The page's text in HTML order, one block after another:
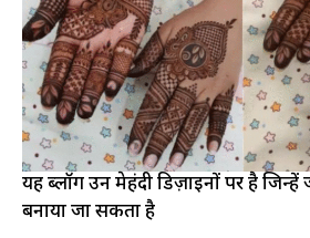
यह ब्लॉग उन मेहंदी डिज़ाइनों पर है
बनाया जा सकता है